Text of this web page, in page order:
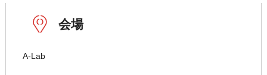
会場
A-Lab